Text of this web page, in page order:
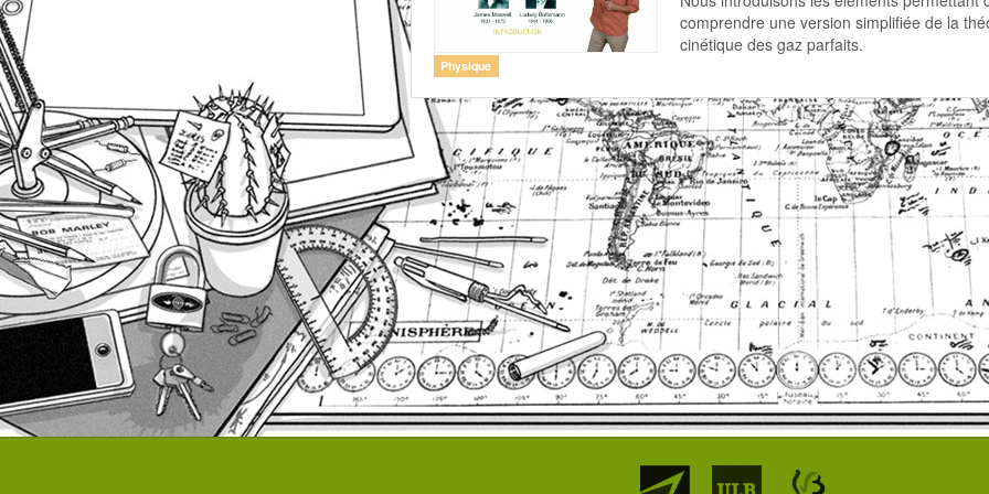
Physique
comprendre une version simplifiée de la
cinétique des gaz parfaits.
Partenaires